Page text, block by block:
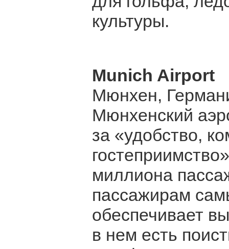
культуры.
Munich Airport
Мюнхен,
Мюнхенский
за «удобство,
миллиона
пассажирам
обеспечивает
в нем есть